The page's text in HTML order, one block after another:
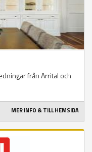
från Arrital och
MER INFO & TILL HEMSIDA